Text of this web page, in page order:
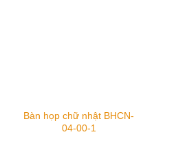
Bàn họp chữ nhật BHCN-
04-00-1